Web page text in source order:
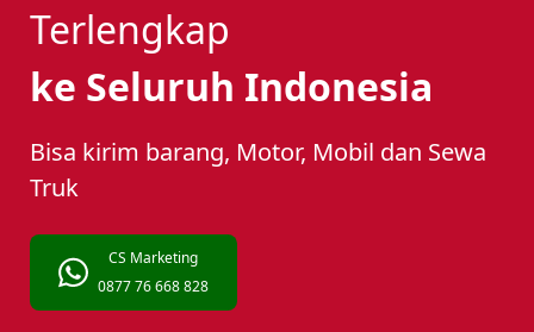
Terlengkap
ke Seluruh Indonesia
Bisa kirim barang, Motor, Mobil dan Sewa
Truk
CS Marketing
0877 76 668 828